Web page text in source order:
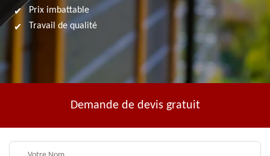
Prix imbattable
Travail de qualité
Demande de devis gratuit